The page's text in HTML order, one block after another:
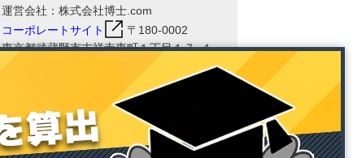
運営会社：株式会社博士.com
コーポレートサイト
〒180-0002
東京都武蔵野市吉祥寺東町１丁目１７−１
８ 三角ビル 2F
ホームページ博士RHSの運営会社である
株式会社博士.comは、情報セキュリティ
マネジメントシステム（ISMS）の国際規
格「ISO/IEC 27001:2022（JIS Q
27001:2023）」および、品質マネジメン